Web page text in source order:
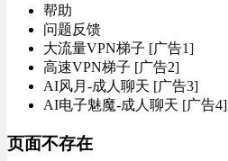
帮助
问题反馈
大流量VPN梯子 [广告1]
高速VPN梯子 [广告2]
AI风月-成人聊天 [广告3]
AI电子魅魔-成人聊天 [广告4]
页面不存在